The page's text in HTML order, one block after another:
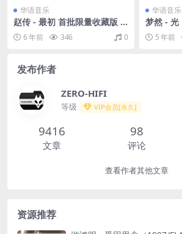
华语音乐
赵传 - 最初 首批限量收藏版 E
P avex 台湾版 2010（Ape+C
UE/整轨/139M）
6 年前 346 0
华语音乐
梦然 - 光
5 年前
发布作者
ZERO-HIFI
等级 VIP会员[永久]
9416
文章
98
评论
查看作者其他文章
资源推荐